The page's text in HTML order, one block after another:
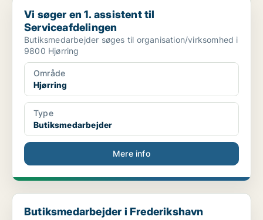
Vi søger en 1. assistent til
Serviceafdelingen
Butiksmedarbejder søges til organisation/virksomhed i
9800 Hjørring
Område
Hjørring
Type
Butiksmedarbejder
Mere info
Butiksmedarbejder i Frederikshavn
Butiksmedarbejder i Frederikshavn